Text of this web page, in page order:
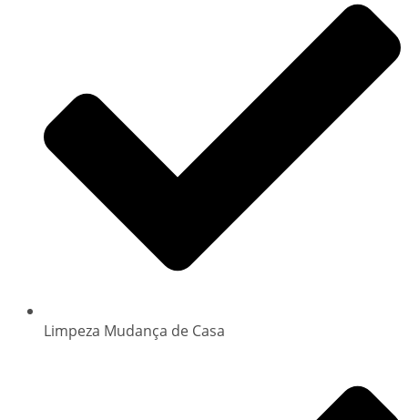
Limpeza Mudança de Casa